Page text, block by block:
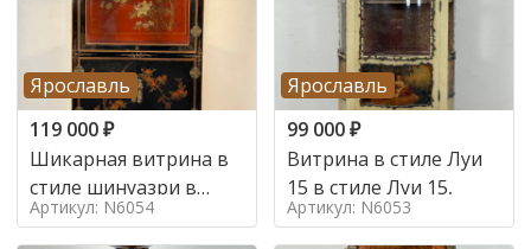
Ярославль
119 000₽
Шикарная витрина в
стиле шинуазри в
стиле шинуазри,
Артикул: N6054
Ярославль
99 000₽
Витрина в стиле Луи
15 в стиле Луи 15,
Артикул: N6053